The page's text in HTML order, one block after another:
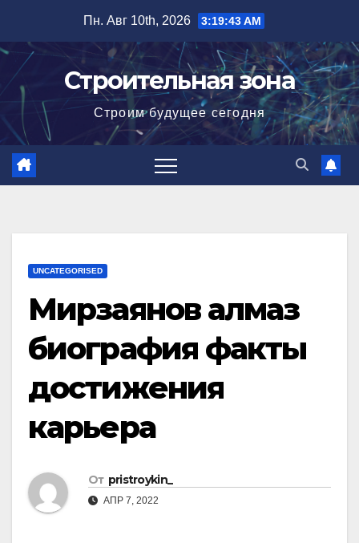
содержимому
Пн. Авг 10th, 2026 3:19:44 AM
Строительная зона
Строим будущее сегодня
UNCATEGORISED
Мирзаянов алмаз
биография факты
достижения
карьера
От pristroykin_
АПР 7, 2022